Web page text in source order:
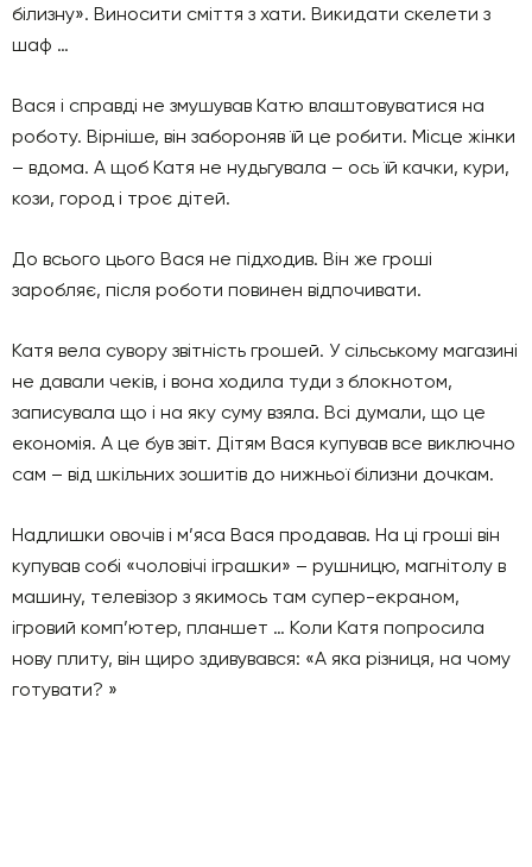
білизну». Виносити сміття з хати. Викидати скелети з
шаф …
Вася і справді не змушував Катю влаштовуватися на
роботу. Вірніше, він забороняв їй це робити. Місце жінки
– вдома. А щоб Катя не нудьгувала – ось їй качки, кури,
кози, город і троє дітей.
До всього цього Вася не підходив. Він же гроші
заробляє, після роботи повинен відпочивати.
Катя вела сувору звітність грошей. У сільському магазині
не давали чеків, і вона ходила туди з блокнотом,
записувала що і на яку суму взяла. Всі думали, що це
економія. А це був звіт. Дітям Вася купував все виключно
сам – від шкільних зошитів до нижньої білизни дочкам.
Надлишки овочів і м’яса Вася продавав. На ці гроші він
купував собі «чоловічі іграшки» – рушницю, магнітолу в
машину, телевізор з якимось там супер-екраном,
ігровий комп’ютер, планшет … Коли Катя попросила
нову плиту, він щиро здивувався: «А яка різниця, на чому
готувати? »